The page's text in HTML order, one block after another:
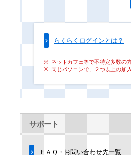
らくらくログインとは？
ネットカフェ等で不特定多数の
同じパソコンで、２つ以上の加
サポート
ＦＡＱ・お問い合わせ先一覧